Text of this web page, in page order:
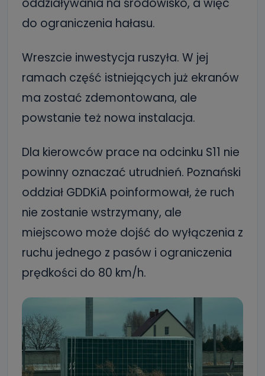
oddziaływania na środowisko, a więc
do ograniczenia hałasu.
Wreszcie inwestycja ruszyła. W jej
ramach część istniejących już ekranów
ma zostać zdemontowana, ale
powstanie też nowa instalacja.
Dla kierowców prace na odcinku S11 nie
powinny oznaczać utrudnień. Poznański
oddział GDDKiA poinformował, że ruch
nie zostanie wstrzymany, ale
miejscowo może dojść do wyłączenia z
ruchu jednego z pasów i ograniczenia
prędkości do 80 km/h.